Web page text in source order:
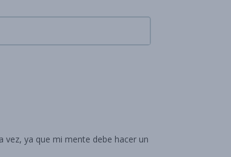
ya que mi mente debe hacer un